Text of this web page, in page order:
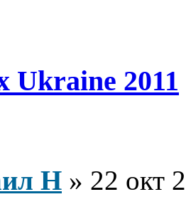
Ukraine 2011
Н » 22 окт